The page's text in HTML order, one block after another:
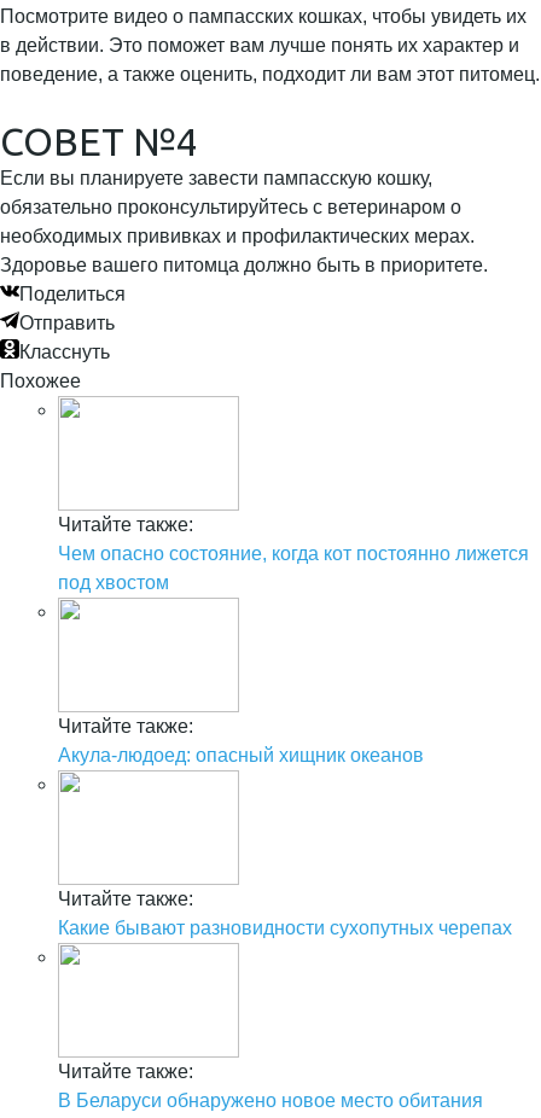
Посмотрите видео о пампасских кошках, чтобы увидеть их
в действии. Это поможет вам лучше понять их характер и
поведение, а также оценить, подходит ли вам этот питомец.
СОВЕТ №4
Если вы планируете завести пампасскую кошку,
обязательно проконсультируйтесь с ветеринаром о
необходимых прививках и профилактических мерах.
Здоровье вашего питомца должно быть в приоритете.
Поделиться
Отправить
Класснуть
Похожее
Читайте также:
Чем опасно состояние, когда кот постоянно лижется
под хвостом
Читайте также:
Акула-людоед: опасный хищник океанов
Читайте также:
Какие бывают разновидности сухопутных черепах
Читайте также:
В Беларуси обнаружено новое место обитания